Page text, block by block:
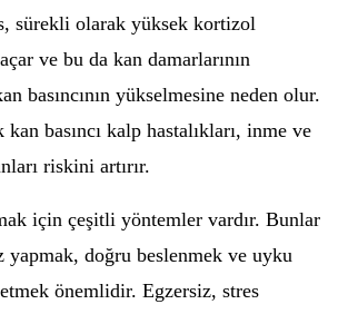
sürekli olarak yüksek kortizol
ve bu da kan damarlarının
basıncının yükselmesine neden olur.
basıncı kalp hastalıkları, inme ve
riskini artırır.
için çeşitli yöntemler vardır. Bunlar
yapmak, doğru beslenmek ve uyku
önemlidir. Egzersiz, stres